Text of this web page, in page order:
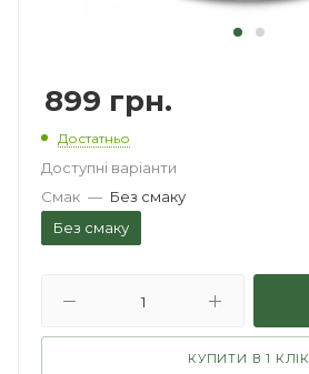
899 грн.
Достатньо
Доступні варіанти
Смак — Без смаку
Без смаку
КУПИТИ В 1 КЛІК